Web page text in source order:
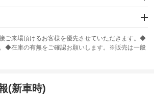
手席/サイド
ABS
再生
ご来場頂けるお客様を優先させていただきます。◆
◆在庫の有無をご確認お願いします。※販売は一般
(新車時)